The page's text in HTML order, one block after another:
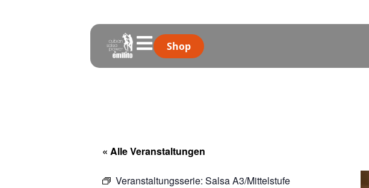
Shop
« Alle Veranstaltungen
Veranstaltungsserie: Salsa A3/Mittelstufe